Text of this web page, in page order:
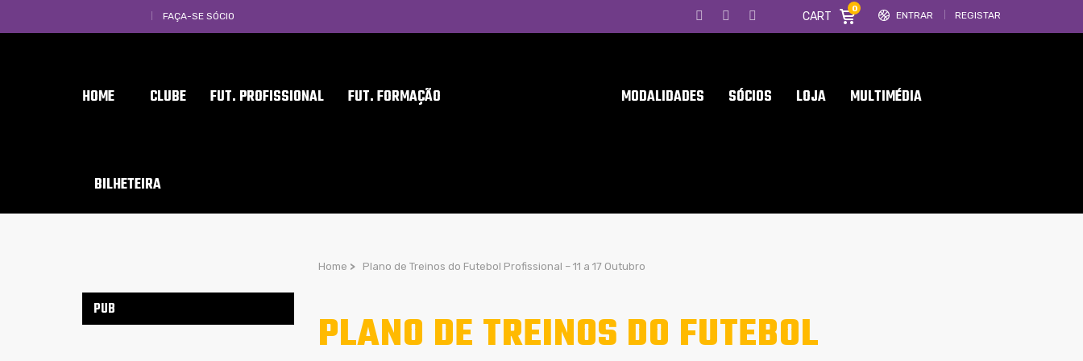
FAÇA-SE SÓCIO ENTRAR REGISTAR
CART
0
HOME CLUBE FUT. PROFISSIONAL FUT. FORMAÇÃO MODALIDADES SÓCIOS LOJA MULTIMÉDIA
BILHETEIRA
Home > Plano de Treinos do Futebol Profissional – 11 a 17 Outubro
PLANO DE TREINOS DO FUTEBOL
PUB